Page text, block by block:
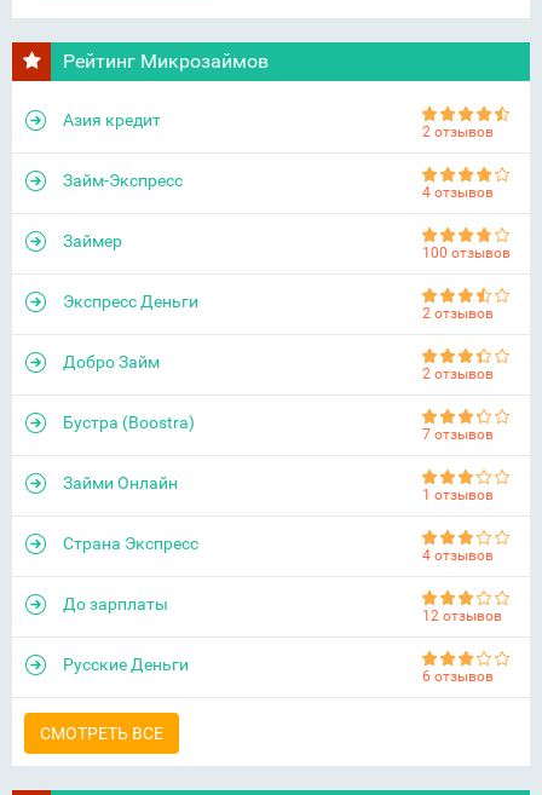
Рейтинг Микрозаймов
Азия кредит
2 отзывов
Займ-Экспресс
4 отзывов
Займер
100 отзывов
Экспресс Деньги
2 отзывов
Добро Займ
2 отзывов
Бустра (Boostra)
7 отзывов
Займи Онлайн
1 отзывов
Страна Экспресс
4 отзывов
До зарплаты
12 отзывов
Русские Деньги
6 отзывов
СМОТРЕТЬ ВСЕ